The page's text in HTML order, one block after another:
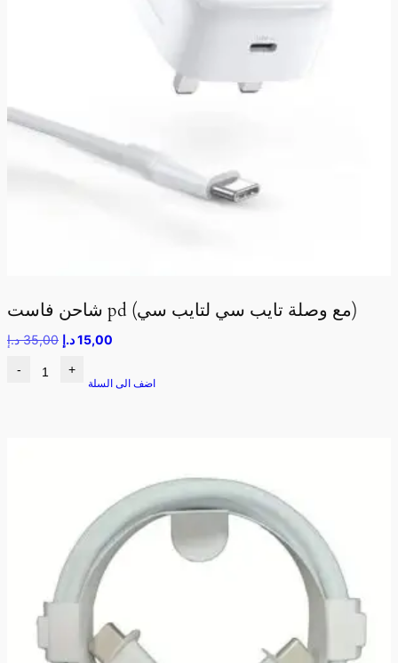
شاحن فاست pd (مع وصلة تايب سي لتايب سي)
35,00 د.إ 15,00د.إ
- +
اضف الى السلة